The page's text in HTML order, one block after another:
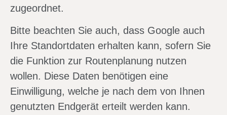
zugeordnet.
Bitte beachten Sie auch, dass Google auch
Ihre Standortdaten erhalten kann, sofern Sie
die Funktion zur Routenplanung nutzen
wollen. Diese Daten benötigen eine
Einwilligung, welche je nach dem von Ihnen
genutzten Endgerät erteilt werden kann.